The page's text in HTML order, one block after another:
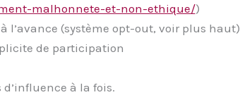
malhonnete-et-non-ethique/)
l’avance (système opt-out, voir plus haut)
de participation
à la fois.